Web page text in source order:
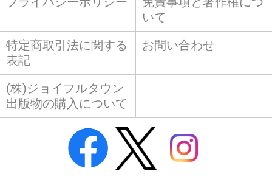
いて
特定商取引法に関する
表記
お問い合わせ
(株)ジョイフルタウン
出版物の購入について